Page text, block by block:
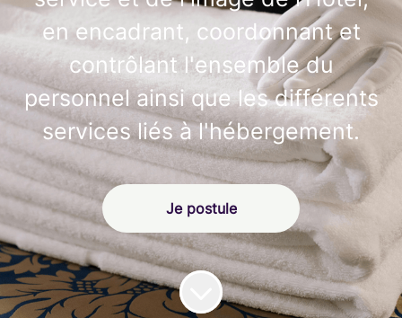
en encadrant, coordonnant et
contrôlant l'ensemble du
personnel ainsi que les différents
services liés à l'hébergement.
Je postule